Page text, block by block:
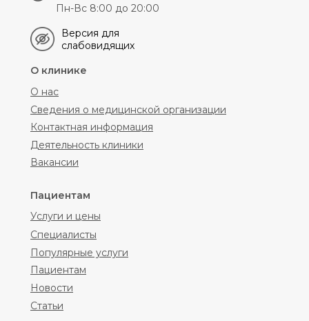
Пн-Вс 8:00 до 20:00
О клинике
О нас
Сведения о медицинской организации
Контактная информация
Деятельность клиники
Вакансии
Пациентам
Услуги и цены
Специалисты
Популярные услуги
Пациентам
Новости
Статьи
Версия для
слабовидящих